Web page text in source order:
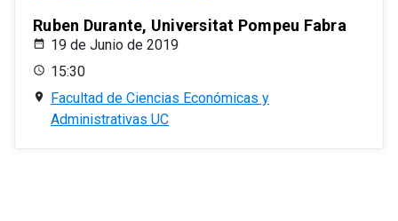
Ruben Durante, Universitat Pompeu Fabra
19 de Junio de 2019
15:30
Facultad de Ciencias Económicas y
Administrativas UC